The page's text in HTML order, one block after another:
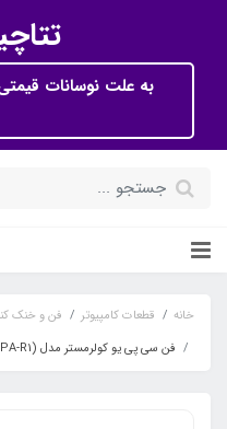
به علت نوسانات
خانه قطعات کامپیوتر
فن و خنک
فن سی پی یو کولرمستر مدل i70C (RR-i7C7-18PA-R1)